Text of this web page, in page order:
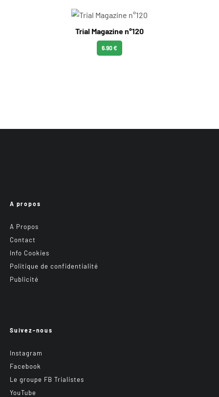
Trial Magazine n°120
6.90 €
A propos
A Propos
Contact
Info Cookies
Politique de confidentialité
Publicité
Suivez-nous
Instagram
Facebook
Le groupe FB Trialistes
YouTube